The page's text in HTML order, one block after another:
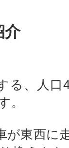
介
る、人口
。
が東西に